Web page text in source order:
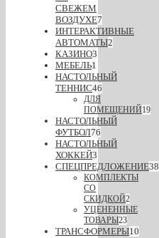
СВЕЖЕМ
ВОЗДУХЕ7
ИНТЕРАКТИВНЫЕ
АВТОМАТЫ2
КАЗИНО3
МЕБЕЛЬ1
НАСТОЛЬНЫЙ
ТЕННИС46
ДЛЯ
ПОМЕЩЕНИЙ19
НАСТОЛЬНЫЙ
ФУТБОЛ76
НАСТОЛЬНЫЙ
ХОККЕЙ3
СПЕЦПРЕДЛОЖЕНИЕ38
КОМПЛЕКТЫ
СО
СКИДКОЙ2
УЦЕНЕННЫЕ
ТОВАРЫ23
ТРАНСФОРМЕРЫ10